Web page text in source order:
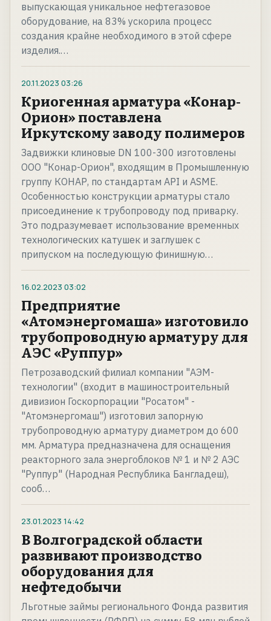
выпускающая уникальное нефтегазовое
оборудование, на 83% ускорила процесс
создания крайне необходимого в этой сфере
изделия.…
20.11.2023 03:26
Криогенная арматура «Конар-
Орион» поставлена
Иркутскому заводу полимеров
Задвижки клиновые DN 100-300 изготовлены
ООО "Конар-Орион", входящим в Промышленную
группу КОНАР, по стандартам API и ASME.
Особенностью конструкции арматуры стало
присоединение к трубопроводу под приварку.
Это подразумевает использование временных
технологических катушек и заглушек с
припуском на последующую финишную…
16.02.2023 03:02
Предприятие
«Атомэнергомаша» изготовило
трубопроводную арматуру для
АЭС «Руппур»
Петрозаводский филиал компании "АЭМ-
технологии" (входит в машиностроительный
дивизион Госкорпорации "Росатом" -
"Атомэнергомаш") изготовил запорную
трубопроводную арматуру диаметром до 600
мм. Арматура предназначена для оснащения
реакторного зала энергоблоков № 1 и № 2 АЭС
"Руппур" (Народная Республика Бангладеш),
сооб…
23.01.2023 14:42
В Волгоградской области
развивают производство
оборудования для
нефтедобычи
Льготные займы регионального Фонда развития